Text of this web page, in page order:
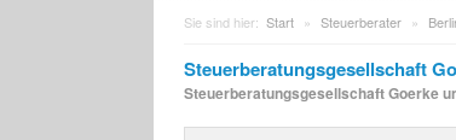
Sie sind hier: Start » Steuerberater »
Steuerberatungsgesellschaft
Steuerberatungsgesellschaft Goerke